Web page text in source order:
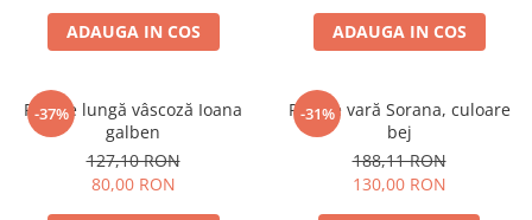
ADAUGA IN COS ADAUGA IN COS
-37%
Rochie lungă vâscoză Ioana
galben
127,10 RON
80,00 RON
-31%
Rochie vară Sorana, culoare
bej
188,11 RON
130,00 RON